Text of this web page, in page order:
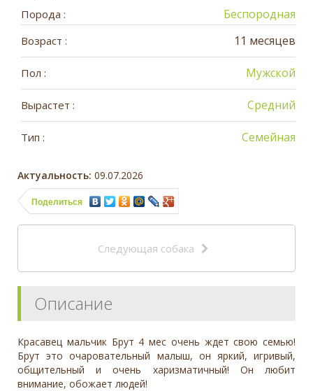
Порода : Беспородная
Возраст : 11 месяцев
Пол : Мужской
Вырастет : Средний
Тип : Семейная
Актуальность: 09.07.2026
Поделиться
Следующая собака
Описание
Красавец мальчик Брут 4 мес очень ждет свою семью!
Брут это очаровательный малыш, он яркий, игривый,
общительный и очень харизматичный! Он любит
внимание, обожает людей!